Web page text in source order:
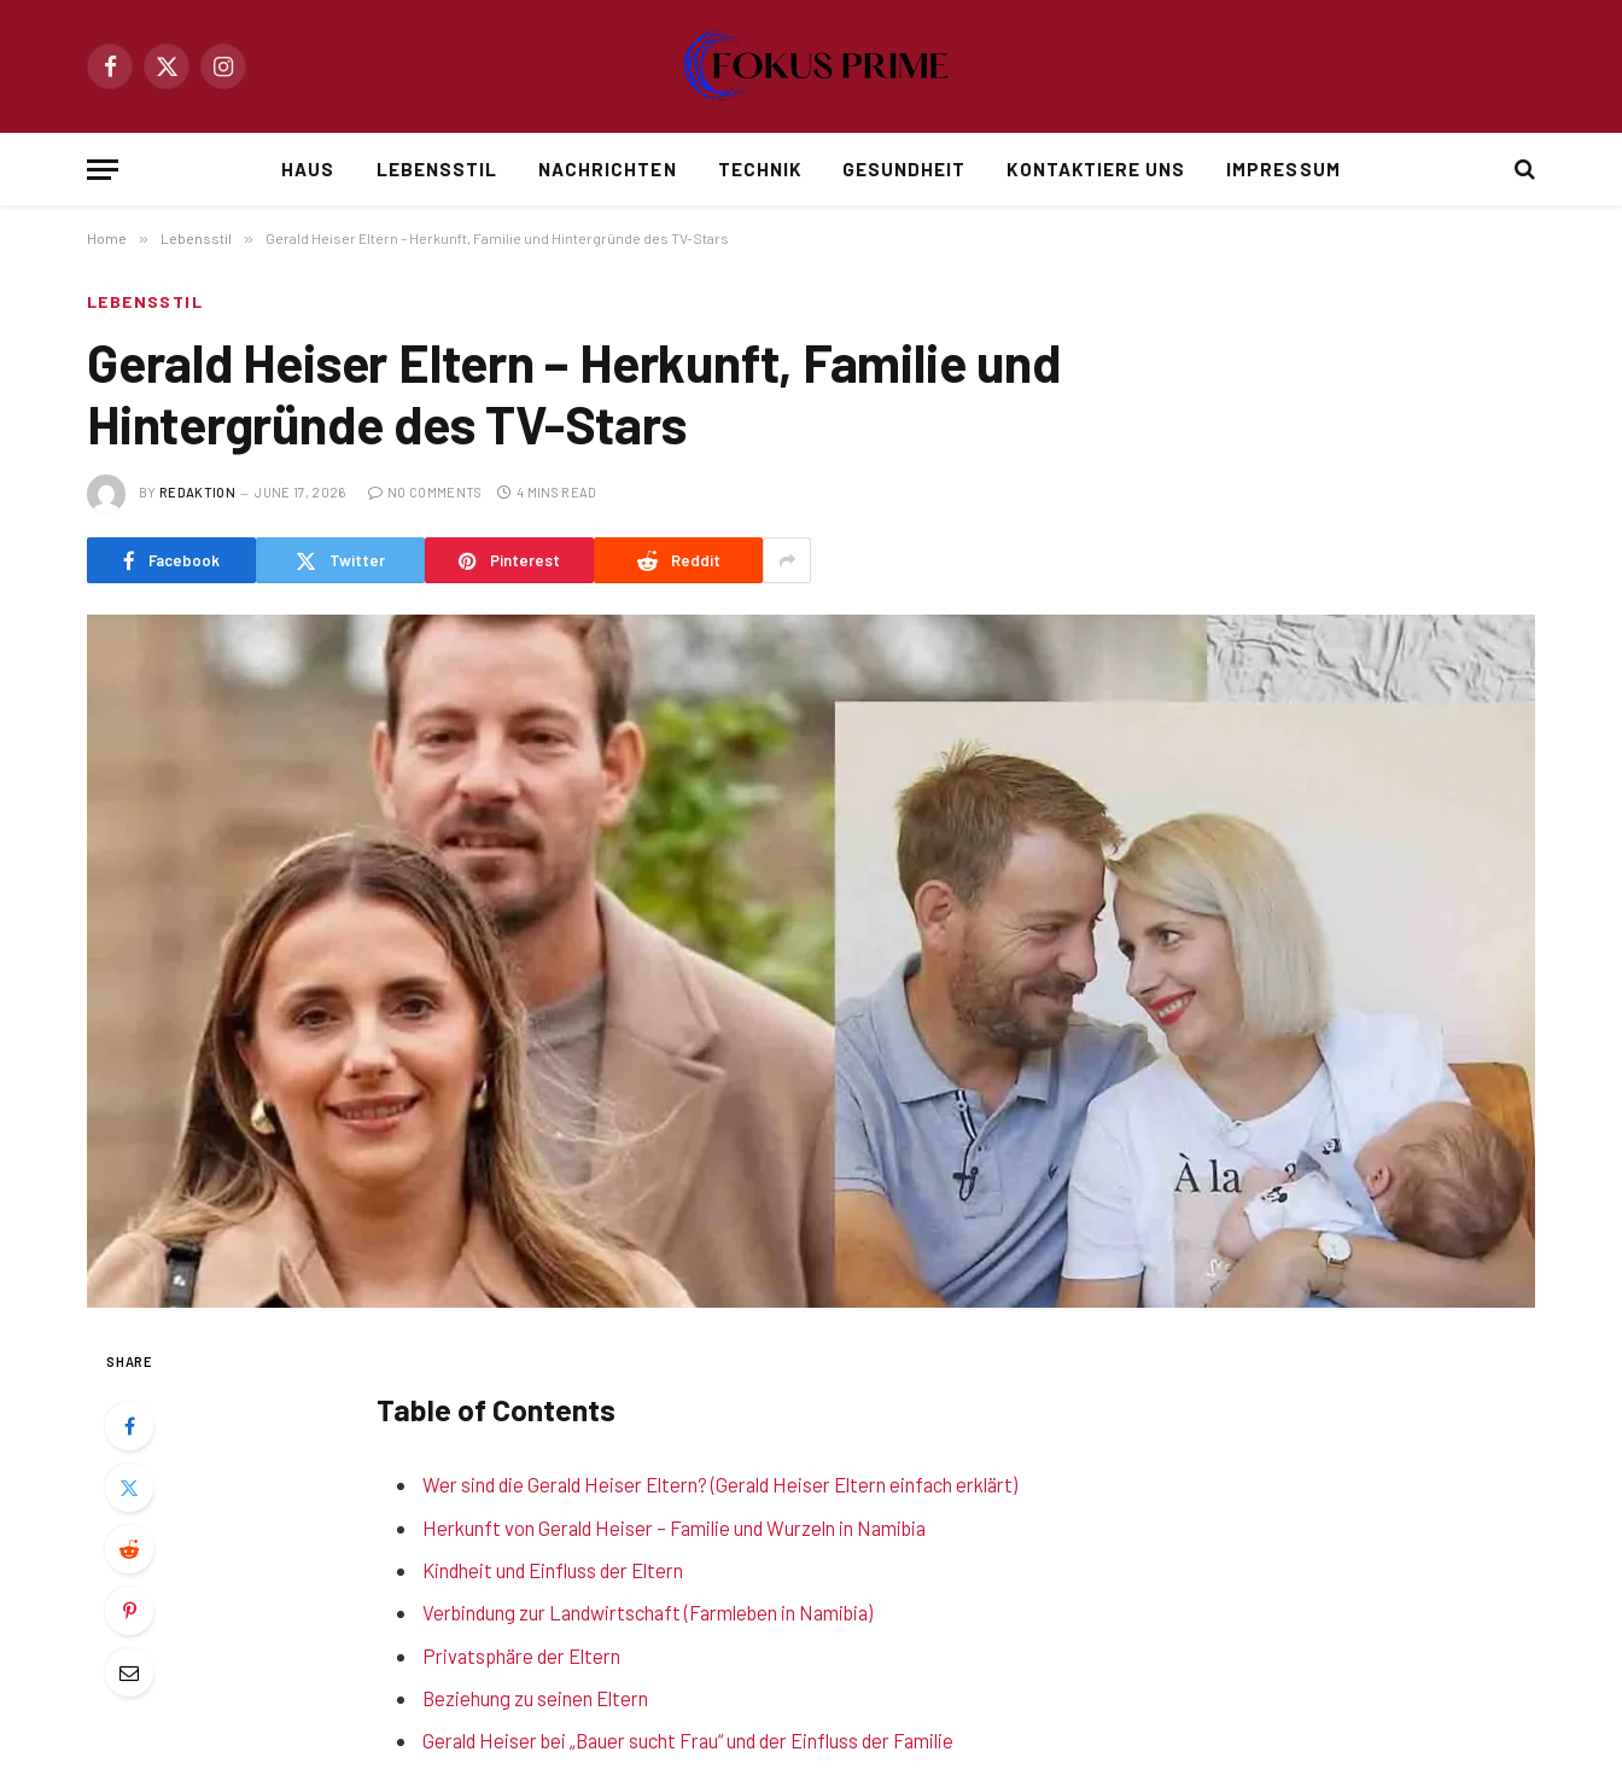
Facebook
X
Instagram
HAUS LEBENSSTIL NACHRICHTEN TECHNIK GESUNDHEIT KONTAKTIERE UNS IMPRESSUM
Home » Lebensstil » Gerald Heiser Eltern – Herkunft, Familie und Hintergründe des TV-Stars
LEBENSSTIL
Gerald Heiser Eltern – Herkunft, Familie und
Hintergründe des TV-Stars
BY REDAKTION JUNE 17, 2026 NO COMMENTS 4 MINS READ
Facebook Twitter Pinterest Reddit
SHARE
Table of Contents
Wer sind die Gerald Heiser Eltern? (Gerald Heiser Eltern einfach erklärt)
Herkunft von Gerald Heiser – Familie und Wurzeln in Namibia
Kindheit und Einfluss der Eltern
Verbindung zur Landwirtschaft (Farmleben in Namibia)
Privatsphäre der Eltern
Beziehung zu seinen Eltern
Gerald Heiser bei „Bauer sucht Frau“ und der Einfluss der Familie